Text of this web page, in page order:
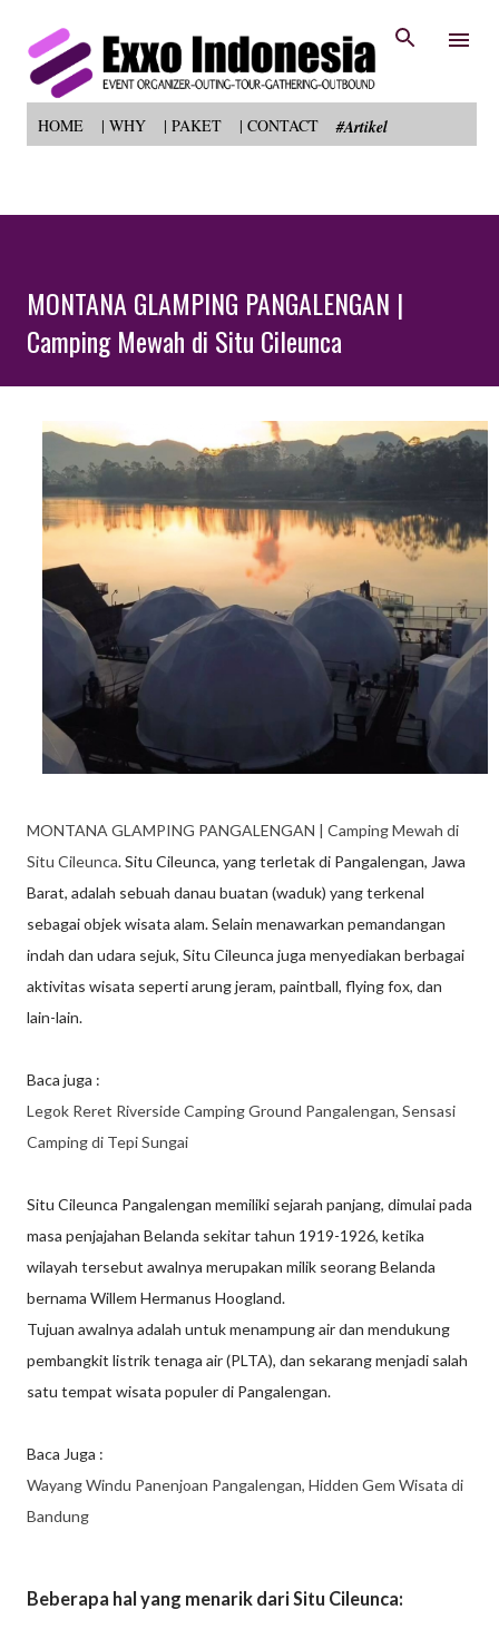
HOME | WHY | PAKET | CONTACT #Artikel
MONTANA GLAMPING PANGALENGAN |
Camping Mewah di Situ Cileunca
MONTANA GLAMPING PANGALENGAN | Camping Mewah di
Situ Cileunca. Situ Cileunca, yang terletak di Pangalengan, Jawa
Barat, adalah sebuah danau buatan (waduk) yang terkenal
sebagai objek wisata alam. Selain menawarkan pemandangan
indah dan udara sejuk, Situ Cileunca juga menyediakan berbagai
aktivitas wisata seperti arung jeram, paintball, flying fox, dan
lain-lain.
Baca juga :
Legok Reret Riverside Camping Ground Pangalengan, Sensasi
Camping di Tepi Sungai
Situ Cileunca Pangalengan memiliki sejarah panjang, dimulai pada
masa penjajahan Belanda sekitar tahun 1919-1926, ketika
wilayah tersebut awalnya merupakan milik seorang Belanda
bernama Willem Hermanus Hoogland.
Tujuan awalnya adalah untuk menampung air dan mendukung
pembangkit listrik tenaga air (PLTA), dan sekarang menjadi salah
satu tempat wisata populer di Pangalengan.
Baca Juga :
Wayang Windu Panenjoan Pangalengan, Hidden Gem Wisata di
Bandung
Beberapa hal yang menarik dari Situ Cileunca: